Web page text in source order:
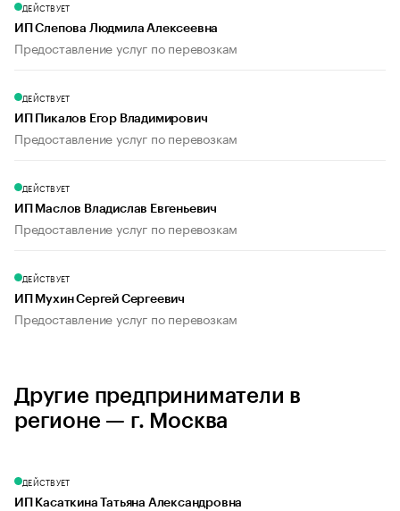
ДЕЙСТВУЕТ
ИП Слепова Людмила Алексеевна
Предоставление услуг по перевозкам
ДЕЙСТВУЕТ
ИП Пикалов Егор Владимирович
Предоставление услуг по перевозкам
ДЕЙСТВУЕТ
ИП Маслов Владислав Евгеньевич
Предоставление услуг по перевозкам
ДЕЙСТВУЕТ
ИП Мухин Сергей Сергеевич
Предоставление услуг по перевозкам
Другие предприниматели в
регионе — г. Москва
ДЕЙСТВУЕТ
ИП Касаткина Татьяна Александровна